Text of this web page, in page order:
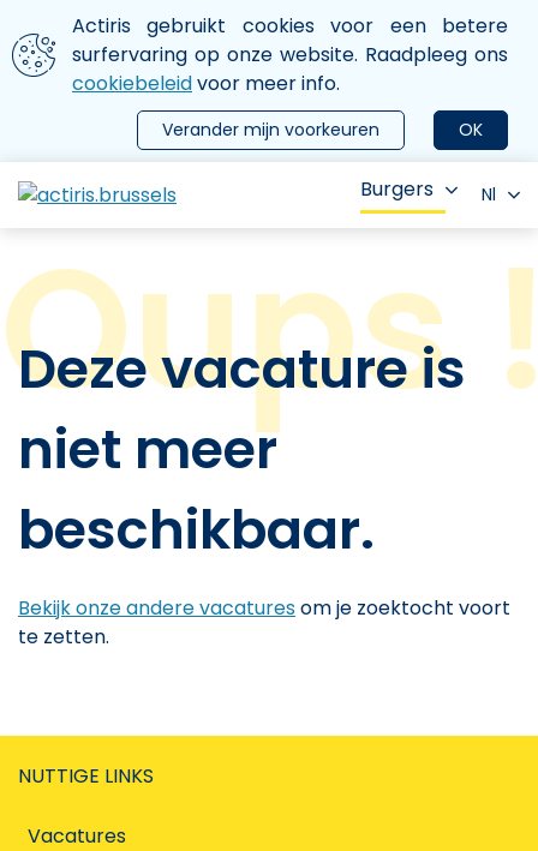
Aller au contenu principal
We gebruiken cookies
Actiris gebruikt cookies voor een betere
surfervaring op onze website. Raadpleeg ons
cookiebeleidvoor meer info.
OK
Verander mijn voorkeuren
le menu
Burgers Nl
Deze vacature is
niet meer
beschikbaar.
Bekijk onze andere vacaturesom je zoektocht voort
te zetten.
NUTTIGE LINKS
Vacatures